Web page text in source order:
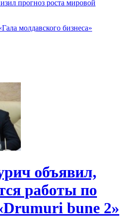
прогноз роста мировой
молдавского бизнеса»
объявил,
работы по
bune 2»